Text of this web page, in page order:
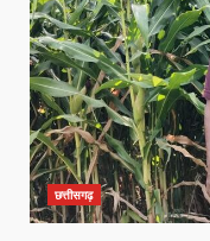
छत्तीसगढ़